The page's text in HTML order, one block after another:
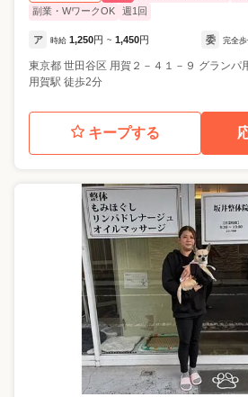
副業・WワークOK
週1回
ア 時給 1,250円 ~ 1,450円 委 完全
東京都 世田谷区 用賀２－４１－９ グランパ
用賀駅 徒歩2分
キープする